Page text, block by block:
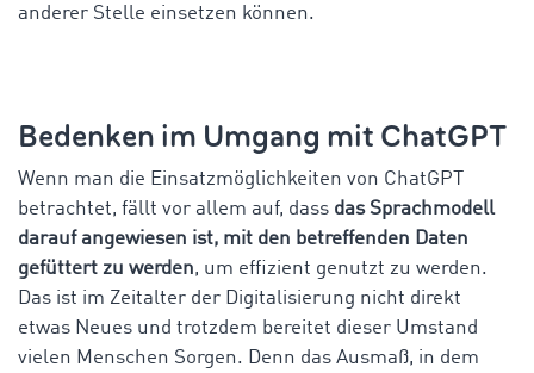
anderer Stelle einsetzen können.
Bedenken im Umgang mit ChatGPT
Wenn man die Einsatzmöglichkeiten von ChatGPT
betrachtet, fällt vor allem auf, dass das Sprachmodell
darauf angewiesen ist, mit den betreffenden Daten
gefüttert zu werden, um effizient genutzt zu werden.
Das ist im Zeitalter der Digitalisierung nicht direkt
etwas Neues und trotzdem bereitet dieser Umstand
vielen Menschen Sorgen. Denn das Ausmaß, in dem